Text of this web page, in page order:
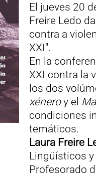
El jueves 20
Freire Ledo
contra a
XXI".
En la
XXI contra la
los dos
xéneroy el
condiciones
temáticos.
Laura Freire
Lingüísticos
Profesorado